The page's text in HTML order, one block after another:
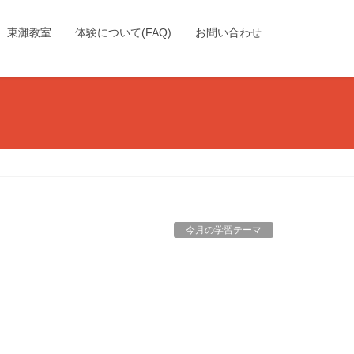
東灘教室 体験について(FAQ) お問い合わせ
今月の学習テーマ